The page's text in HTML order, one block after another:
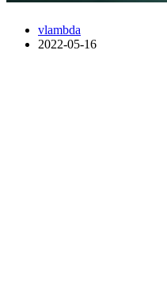
vlambda
2022-05-16